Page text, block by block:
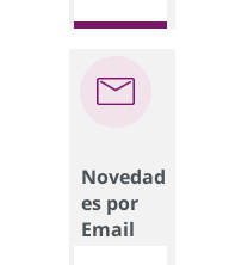
Novedad
es por
Email